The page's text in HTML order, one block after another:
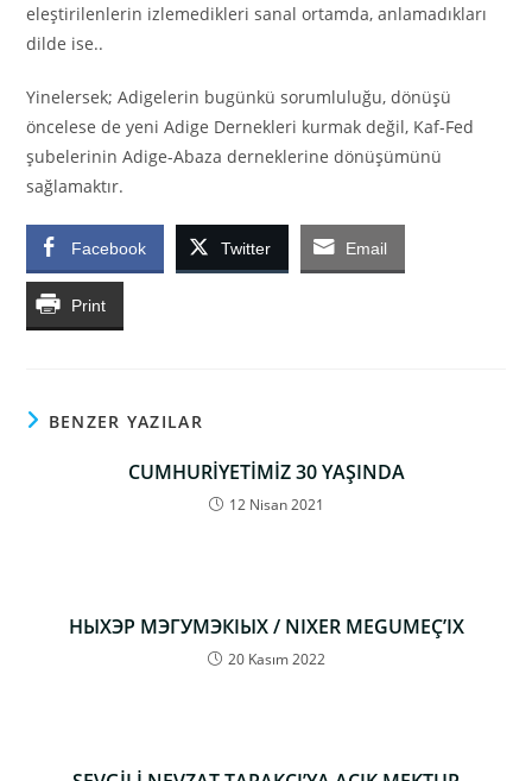
eleştirilenlerin izlemedikleri sanal ortamda, anlamadıkları
dilde ise..
Yinelersek; Adigelerin bugünkü sorumluluğu, dönüşü
öncelese de yeni Adige Dernekleri kurmak değil, Kaf-Fed
şubelerinin Adige-Abaza derneklerine dönüşümünü
sağlamaktır.
Facebook Twitter Email
Print
BENZER YAZILAR
CUMHURİYETİMİZ 30 YAŞINDA
12 Nisan 2021
НЫХЭР МЭГУМЭКIЫХ / NIXER MEGUMEÇ’IX
20 Kasım 2022